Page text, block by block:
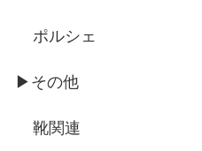
ポルシェ
▶その他
靴関連